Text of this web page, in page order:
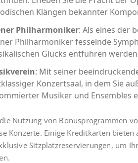
Klängen bekannter
Philharmoniker: Als eines der
Philharmoniker fesselnde
Glücks entführen
: Mit seiner
Konzertsaal, in dem Sie
Musiker und Ensembles
Nutzung von Bonusprogrammen
Konzerte. Einige Kreditkarten
Sitzplatzreservierungen, um